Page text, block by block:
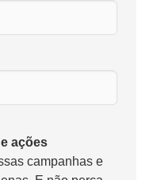
ações
campanhas e